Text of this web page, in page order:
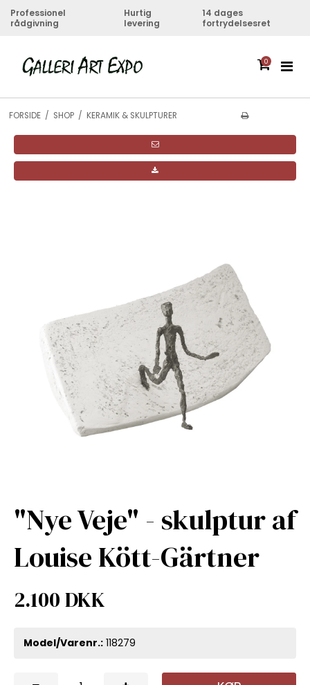
Professionel
rådgivning
Hurtig
levering
14 dages
fortrydelsesret
0
FORSIDE / SHOP / KERAMIK & SKULPTURER
"Nye Veje" - skulptur af
Louise Kött-Gärtner
2.100 DKK
Model/Varenr.: 118279